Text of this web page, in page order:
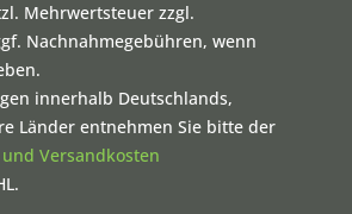
Mehrwertsteuer zzgl.
Nachnahmegebühren, wenn
innerhalb Deutschlands,
Länder entnehmen Sie bitte der
Versandkosten